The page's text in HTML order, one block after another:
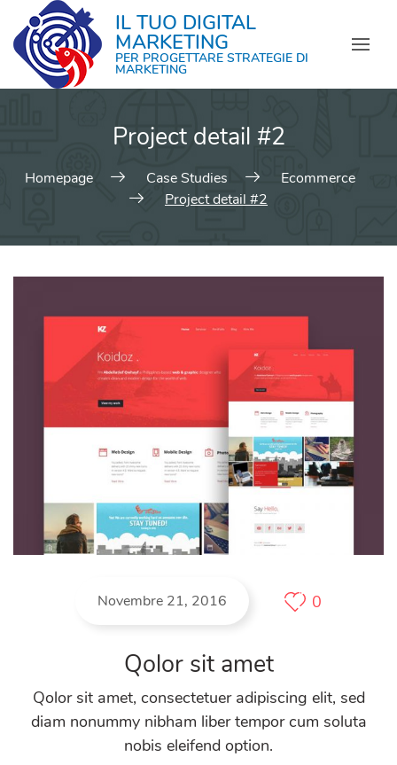
IL TUO DIGITAL
MARKETING
PER PROGETTARE STRATEGIE DI
MARKETING
Project detail #2
Homepage Case Studies
Ecommerce
Project detail #2
Novembre 21, 2016 0
Qolor sit amet
Qolor sit amet, consectetuer adipiscing elit, sed
diam nonummy nibham liber tempor cum soluta
nobis eleifend option.